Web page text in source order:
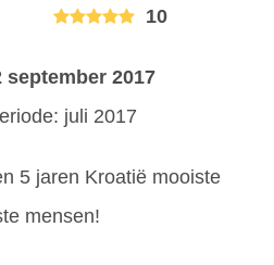
10
september 2017
juli 2017
5 jaren Kroatië mooiste
mensen!